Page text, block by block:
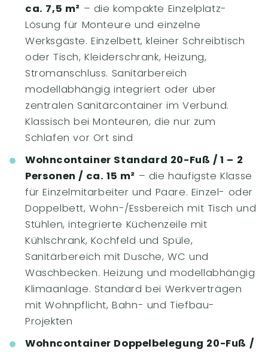
ca. 7,5 m² – die kompakte Einzelplatz-
Lösung für Monteure und einzelne
Werksgäste. Einzelbett, kleiner Schreibtisch
oder Tisch, Kleiderschrank, Heizung,
Stromanschluss. Sanitärbereich
modellabhängig integriert oder über
zentralen Sanitärcontainer im Verbund.
Klassisch bei Monteuren, die nur zum
Schlafen vor Ort sind
Wohncontainer Standard 20-Fuß / 1 – 2
Personen / ca. 15 m² – die häufigste Klasse
für Einzelmitarbeiter und Paare. Einzel- oder
Doppelbett, Wohn-/Essbereich mit Tisch und
Stühlen, integrierte Küchenzeile mit
Kühlschrank, Kochfeld und Spüle,
Sanitärbereich mit Dusche, WC und
Waschbecken. Heizung und modellabhängig
Klimaanlage. Standard bei Werkverträgen
mit Wohnpflicht, Bahn- und Tiefbau-
Projekten
Wohncontainer Doppelbelegung 20-Fuß /